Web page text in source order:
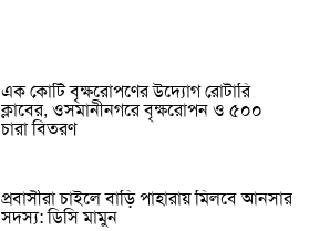
এক কোটি বৃক্ষরোপণের উদ্যোগ রোটারি
ক্লাবের, ওসমানীনগরে বৃক্ষরোপন ও ৫০০
চারা বিতরণ
প্রবাসীরা চাইলে বাড়ি পাহারায় মিলবে আনসার
সদস্য: ডিসি মামুন